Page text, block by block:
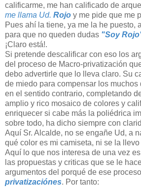
calificarme, me han calificado de
me llama Ud. Rojo y me pide que me
Pues ahí la tiene, ya me la he puesto,
para que no queden dudas "Soy
¡Claro está!.
Si pretende descalificar con eso los
del proceso de Macro-privatización
debo advertirle que lo lleva claro. Su
de miedo para compensar los muchos
en el sentido contrario, completando
amplio y rico mosaico de colores y
enriquecer si cabe más la poliédrica
sobre todo, ha dicho siempre con
Aquí Sr. Alcalde, no se engañe Ud, a
qué color es mi camiseta, ni se la
Aquí lo que nos interesa de una vez
las propuestas y criticas que se le
argumentos del porqué de ese
privatizaciónes. Por tanto: